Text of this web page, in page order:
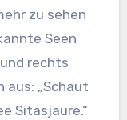
zu sehen
Seen
rechts
aus: „Schaut
Sitasjaure.“